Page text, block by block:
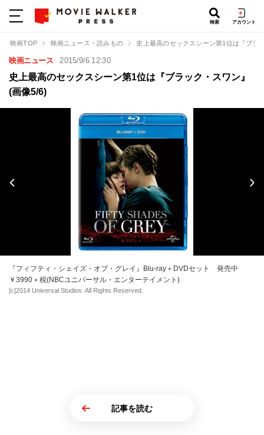
検索 アカウント
映画TOP 映画ニュース・読みもの 史上最高のセックスシーン第1位は『ブラ
映画ニュース 2015/9/6 12:30
史上最高のセックスシーン第1位は『ブラック・スワン』
(画像5/6)
『フィフティ・シェイズ・オブ・グレイ』Blu-ray＋DVDセット 発売中
￥3990＋税(NBCユニバーサル・エンターテイメント)
[c]2014 Universal Studios. All Rights Reserved.
記事を読む